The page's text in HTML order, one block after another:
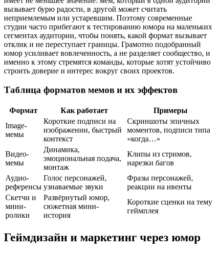
вызывает бурю радости, в другой может считать
неприемлемым или устаревшим. Поэтому современные
студии часто прибегают к тестированию юмора на маленьких
сегментах аудитории, чтобы понять, какой формат вызывает
отклик и не переступает границы. Грамотно подобранный
юмор усиливает вовлеченность, а не разделяет сообщество, и
именно к этому стремятся команды, которые хотят устойчиво
строить доверие и интерес вокруг своих проектов.
Таблица форматов мемов и их эффектов
Формат Как работает
Примеры
Image-
мемы
Короткие подписи на
изображении, быстрый
контекст
Скриншоты эпичных
моментов, подписи типа
«когда…»
Видео-
мемы
Динамика,
эмоциональная подача,
монтаж
Клипы из стримов,
нарезки багов
Аудио-
референсы
Голос персонажей,
узнаваемые звуки
Фразы персонажей,
реакции на ивенты
Скетчи и
мини-
ролики
Развёрнутый юмор,
сюжетная мини-
история
Короткие сценки на тему
геймплея
Геймдизайн и маркетинг через юмор